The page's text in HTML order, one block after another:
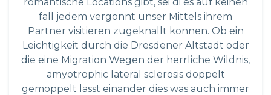
fall jedem vergonnt unser Mittels ihrem
Partner visitieren zugeknallt konnen. Ob ein
Leichtigkeit durch die Dresdener Altstadt oder
die eine Migration Wegen der herrliche Wildnis,
amyotrophic lateral sclerosis doppelt
gemoppelt lasst einander dies was auch immer